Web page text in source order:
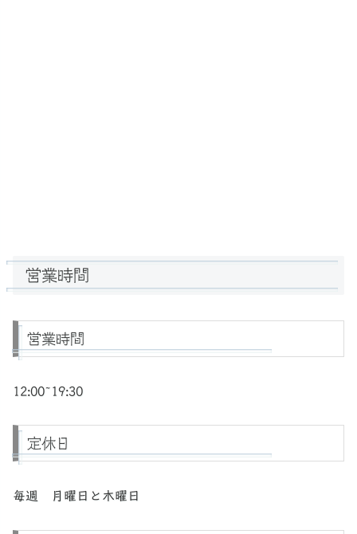
営業時間
営業時間
12:00~19:30
定休日
毎週 月曜日と木曜日